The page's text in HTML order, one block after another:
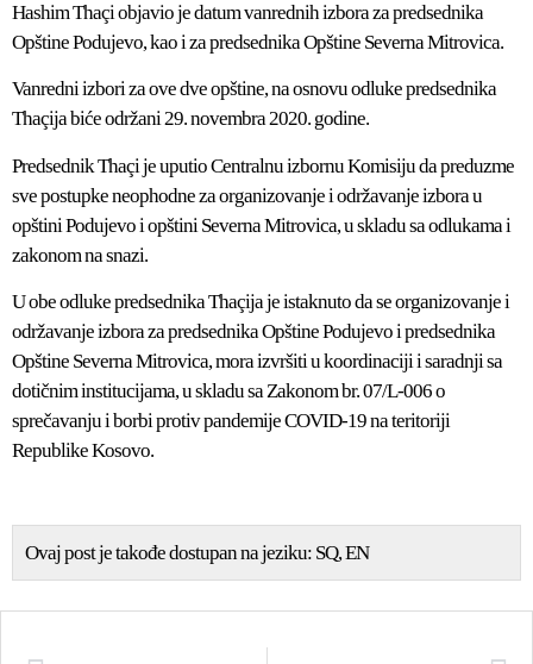
Hashim Thaçi objavio je datum vanrednih izbora za predsednika
Opštine Podujevo, kao i za predsednika Opštine Severna Mitrovica.
Vanredni izbori za ove dve opštine, na osnovu odluke predsednika
Thaçija biće održani 29. novembra 2020. godine.
Predsednik Thaçi je uputio Centralnu izbornu Komisiju da preduzme
sve postupke neophodne za organizovanje i održavanje izbora u
opštini Podujevo i opštini Severna Mitrovica, u skladu sa odlukama i
zakonom na snazi.
U obe odluke predsednika Thaçija je istaknuto da se organizovanje i
održavanje izbora za predsednika Opštine Podujevo i predsednika
Opštine Severna Mitrovica, mora izvršiti u koordinaciji i saradnji sa
dotičnim institucijama, u skladu sa Zakonom br. 07/L-006 o
sprečavanju i borbi protiv pandemije COVID-19 na teritoriji
Republike Kosovo.
Ovaj post je takođe dostupan na jeziku: SQ EN